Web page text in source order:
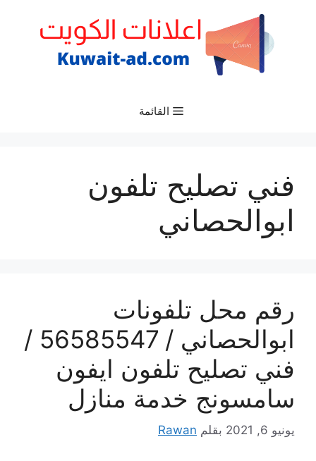
القائمة
فني تصليح تلفون
ابوالحصاني
رقم محل تلفونات
ابوالحصاني / 56585547 /
فني تصليح تلفون ايفون
سامسونج خدمة منازل
يونيو 6, 2021 بقلم Rawan